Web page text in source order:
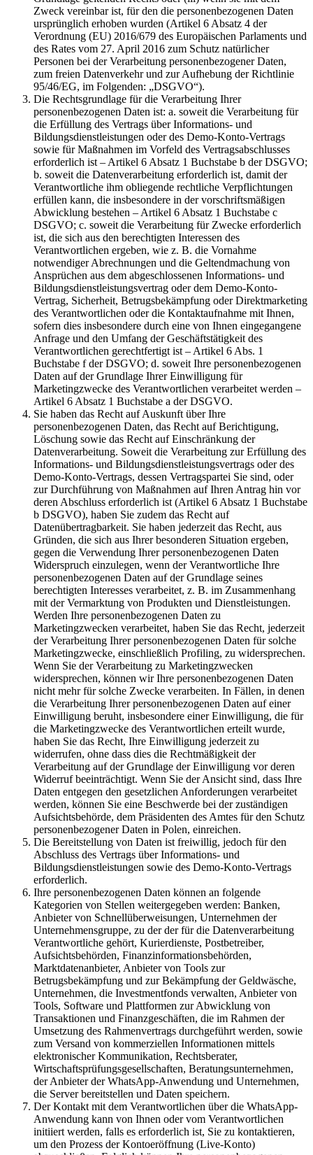
Zweck vereinbar ist, für den die personenbezogenen Daten
ursprünglich erhoben wurden (Artikel 6 Absatz 4 der
Verordnung (EU) 2016/679 des Europäischen Parlaments und
des Rates vom 27. April 2016 zum Schutz natürlicher
Personen bei der Verarbeitung personenbezogener Daten,
zum freien Datenverkehr und zur Aufhebung der Richtlinie
95/46/EG, im Folgenden: „DSGVO“).
Die Rechtsgrundlage für die Verarbeitung Ihrer
personenbezogenen Daten ist: a. soweit die Verarbeitung für
die Erfüllung des Vertrags über Informations- und
Bildungsdienstleistungen oder des Demo-Konto-Vertrags
sowie für Maßnahmen im Vorfeld des Vertragsabschlusses
erforderlich ist – Artikel 6 Absatz 1 Buchstabe b der DSGVO;
b. soweit die Datenverarbeitung erforderlich ist, damit der
Verantwortliche ihm obliegende rechtliche Verpflichtungen
erfüllen kann, die insbesondere in der vorschriftsmäßigen
Abwicklung bestehen – Artikel 6 Absatz 1 Buchstabe c
DSGVO; c. soweit die Verarbeitung für Zwecke erforderlich
ist, die sich aus den berechtigten Interessen des
Verantwortlichen ergeben, wie z. B. die Vornahme
notwendiger Abrechnungen und die Geltendmachung von
Ansprüchen aus dem abgeschlossenen Informations- und
Bildungsdienstleistungsvertrag oder dem Demo-Konto-
Vertrag, Sicherheit, Betrugsbekämpfung oder Direktmarketing
des Verantwortlichen oder die Kontaktaufnahme mit Ihnen,
sofern dies insbesondere durch eine von Ihnen eingegangene
Anfrage und den Umfang der Geschäftstätigkeit des
Verantwortlichen gerechtfertigt ist – Artikel 6 Abs. 1
Buchstabe f der DSGVO; d. soweit Ihre personenbezogenen
Daten auf der Grundlage Ihrer Einwilligung für
Marketingzwecke des Verantwortlichen verarbeitet werden –
Artikel 6 Absatz 1 Buchstabe a der DSGVO.
Sie haben das Recht auf Auskunft über Ihre
personenbezogenen Daten, das Recht auf Berichtigung,
Löschung sowie das Recht auf Einschränkung der
Datenverarbeitung. Soweit die Verarbeitung zur Erfüllung des
Informations- und Bildungsdienstleistungsvertrags oder des
Demo-Konto-Vertrags, dessen Vertragspartei Sie sind, oder
zur Durchführung von Maßnahmen auf Ihren Antrag hin vor
deren Abschluss erforderlich ist (Artikel 6 Absatz 1 Buchstabe
b DSGVO), haben Sie zudem das Recht auf
Datenübertragbarkeit. Sie haben jederzeit das Recht, aus
Gründen, die sich aus Ihrer besonderen Situation ergeben,
gegen die Verwendung Ihrer personenbezogenen Daten
Widerspruch einzulegen, wenn der Verantwortliche Ihre
personenbezogenen Daten auf der Grundlage seines
berechtigten Interesses verarbeitet, z. B. im Zusammenhang
mit der Vermarktung von Produkten und Dienstleistungen.
Werden Ihre personenbezogenen Daten zu
Marketingzwecken verarbeitet, haben Sie das Recht, jederzeit
der Verarbeitung Ihrer personenbezogenen Daten für solche
Marketingzwecke, einschließlich Profiling, zu widersprechen.
Wenn Sie der Verarbeitung zu Marketingzwecken
widersprechen, können wir Ihre personenbezogenen Daten
nicht mehr für solche Zwecke verarbeiten. In Fällen, in denen
die Verarbeitung Ihrer personenbezogenen Daten auf einer
Einwilligung beruht, insbesondere einer Einwilligung, die für
die Marketingzwecke des Verantwortlichen erteilt wurde,
haben Sie das Recht, Ihre Einwilligung jederzeit zu
widerrufen, ohne dass dies die Rechtmäßigkeit der
Verarbeitung auf der Grundlage der Einwilligung vor deren
Widerruf beeinträchtigt. Wenn Sie der Ansicht sind, dass Ihre
Daten entgegen den gesetzlichen Anforderungen verarbeitet
werden, können Sie eine Beschwerde bei der zuständigen
Aufsichtsbehörde, dem Präsidenten des Amtes für den Schutz
personenbezogener Daten in Polen, einreichen.
Die Bereitstellung von Daten ist freiwillig, jedoch für den
Abschluss des Vertrags über Informations- und
Bildungsdienstleistungen sowie des Demo-Konto-Vertrags
erforderlich.
Ihre personenbezogenen Daten können an folgende
Kategorien von Stellen weitergegeben werden: Banken,
Anbieter von Schnellüberweisungen, Unternehmen der
Unternehmensgruppe, zu der der für die Datenverarbeitung
Verantwortliche gehört, Kurierdienste, Postbetreiber,
Aufsichtsbehörden, Finanzinformationsbehörden,
Marktdatenanbieter, Anbieter von Tools zur
Betrugsbekämpfung und zur Bekämpfung der Geldwäsche,
Unternehmen, die Investmentfonds verwalten, Anbieter von
Tools, Software und Plattformen zur Abwicklung von
Transaktionen und Finanzgeschäften, die im Rahmen der
Umsetzung des Rahmenvertrags durchgeführt werden, sowie
zum Versand von kommerziellen Informationen mittels
elektronischer Kommunikation, Rechtsberater,
Wirtschaftsprüfungsgesellschaften, Beratungsunternehmen,
der Anbieter der WhatsApp-Anwendung und Unternehmen,
die Server bereitstellen und Daten speichern.
Der Kontakt mit dem Verantwortlichen über die WhatsApp-
Anwendung kann von Ihnen oder vom Verantwortlichen
initiiert werden, falls es erforderlich ist, Sie zu kontaktieren,
um den Prozess der Kontoeröffnung (Live-Konto)